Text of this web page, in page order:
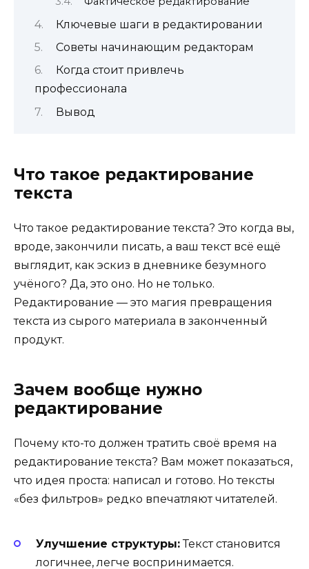
Ключевые шаги в редактировании
Советы начинающим редакторам
Когда стоит привлечь
профессионала
Вывод
Что такое редактирование
текста
Что такое редактирование текста? Это когда вы,
вроде, закончили писать, а ваш текст всё ещё
выглядит, как эскиз в дневнике безумного
учёного? Да, это оно. Но не только.
Редактирование — это магия превращения
текста из сырого материала в законченный
продукт.
Зачем вообще нужно
редактирование
Почему кто-то должен тратить своё время на
редактирование текста? Вам может показаться,
что идея проста: написал и готово. Но тексты
«без фильтров» редко впечатляют читателей.
Улучшение структуры:Текст становится
логичнее, легче воспринимается.